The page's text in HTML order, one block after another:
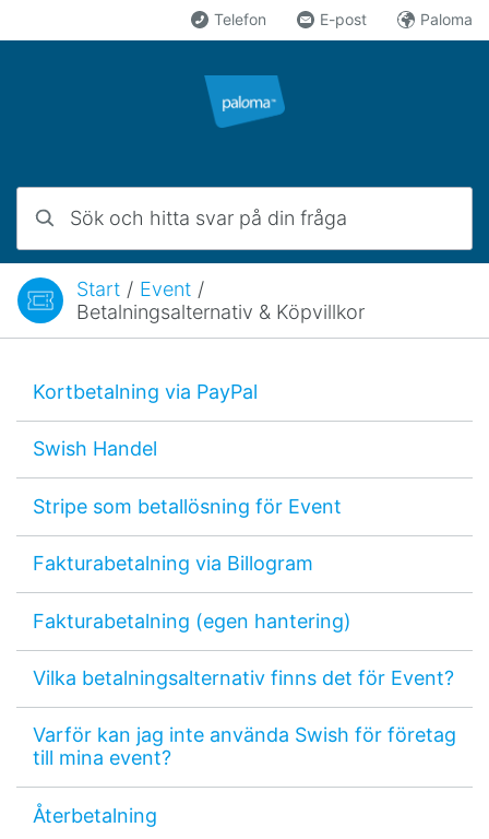
Telefon E-post Paloma
Du är här:
Start / Event /
Betalningsalternativ & Köpvillkor
Kortbetalning via PayPal
Swish Handel
Stripe som betallösning för Event
Fakturabetalning via Billogram
Fakturabetalning (egen hantering)
Vilka betalningsalternativ finns det för Event?
Varför kan jag inte använda Swish för företag
till mina event?
Återbetalning